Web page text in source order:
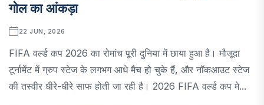
गोल का आंकड़ा
22 JUN, 2026
FIFA वर्ल्ड कप 2026 का रोमांच पूरी दुनिया में छाया हुआ है। मौजूदा
टूर्नामेंट में ग्रुप स्टेज के लगभग आधे मैच हो चुके हैं, और नॉकआउट स्टेज
की तस्वीर धीरे-धीरे साफ होती जा रही है। 2026 FIFA वर्ल्ड कप मे...